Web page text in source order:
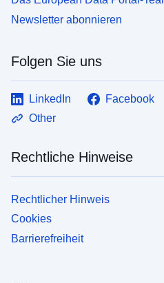
Typ:
Newsletter abonnieren
Folgen Sie uns
LinkedIn Facebook
Other
Rechtliche Hinweise
Rechtlicher Hinweis
Cookies
Barrierefreiheit